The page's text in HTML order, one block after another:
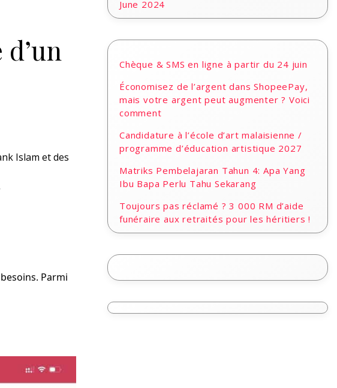
Islam et des
Parmi
June 2024
Chèque & SMS en ligne à partir du 24 juin
Économisez de l’argent dans ShopeePay,
mais votre argent peut augmenter ? Voici
comment
Candidature à l’école d’art malaisienne /
programme d’éducation artistique 2027
Matriks Pembelajaran Tahun 4: Apa Yang
Ibu Bapa Perlu Tahu Sekarang
Toujours pas réclamé ? 3 000 RM d’aide
funéraire aux retraités pour les héritiers !